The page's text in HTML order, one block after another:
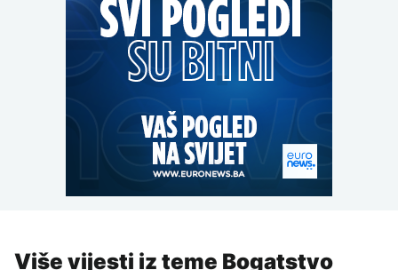
Više vijesti iz teme Bogatstvo